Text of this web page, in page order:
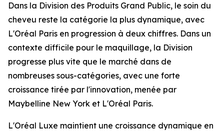
Dans la Division des Produits Grand Public, le soin du
cheveu reste la catégorie la plus dynamique, avec
L'Oréal Paris en progression à deux chiffres. Dans un
contexte difficile pour le maquillage, la Division
progresse plus vite que le marché dans de
nombreuses sous-catégories, avec une forte
croissance tirée par l'innovation, menée par
Maybelline New York et L'Oréal Paris.
L'Oréal Luxe maintient une croissance dynamique en